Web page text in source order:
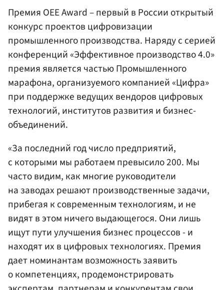
Премия OEE Award – первый в России открытый
конкурс проектов цифровизации
промышленного производства. Наряду с серией
конференций «Эффективное производство 4.0»
премия является частью Промышленного
марафона, организуемого компанией «Цифра»
при поддержке ведущих вендоров цифровых
технологий, институтов развития и бизнес-
объединений.
«За последний год число предприятий,
с которыми мы работаем превысило 200. Мы
часто видим, как многие руководители
на заводах решают производственные задачи,
прибегая к современным технологиям, и не
видят в этом ничего выдающегося. Они лишь
ищут пути улучшения бизнес процессов - и
находят их в цифровых технологиях. Премия
дает номинантам возможность заявить
о компетенциях, продемонстрировать